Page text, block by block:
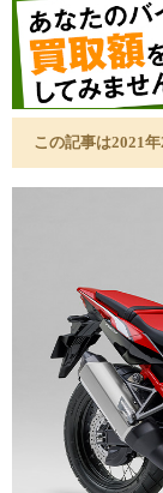
この記事は2021